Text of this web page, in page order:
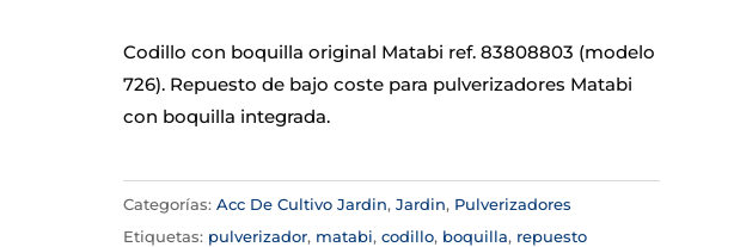
Codillo con boquilla original Matabi ref. 83808803 (modelo
726). Repuesto de bajo coste para pulverizadores Matabi
con boquilla integrada.
Categorías: Acc De Cultivo Jardin, Jardin, Pulverizadores
Etiquetas: pulverizador, matabi, codillo, boquilla, repuesto